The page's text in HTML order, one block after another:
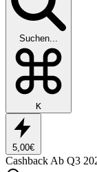
Suchen...
K
5,00€
CashbackAb Q3